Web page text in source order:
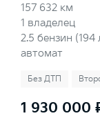
157 632 км
1 владелец
2.5 бензин (194
автомат
Без ДТП
1 930 000